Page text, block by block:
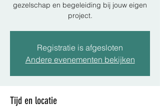
gezelschap en begeleiding bij jouw eigen
project.
Registratie is afgesloten
Andere evenementen bekijken
Tijd en locatie